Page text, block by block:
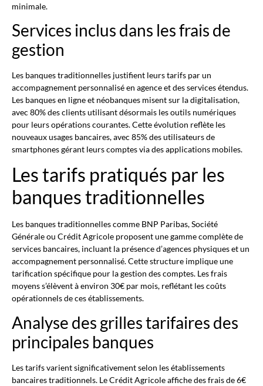
minimale.
Services inclus dans les frais de
gestion
Les banques traditionnelles justifient leurs tarifs par un
accompagnement personnalisé en agence et des services étendus.
Les banques en ligne et néobanques misent sur la digitalisation,
avec 80% des clients utilisant désormais les outils numériques
pour leurs opérations courantes. Cette évolution reflète les
nouveaux usages bancaires, avec 85% des utilisateurs de
smartphones gérant leurs comptes via des applications mobiles.
Les tarifs pratiqués par les
banques traditionnelles
Les banques traditionnelles comme BNP Paribas, Société
Générale ou Crédit Agricole proposent une gamme complète de
services bancaires, incluant la présence d’agences physiques et un
accompagnement personnalisé. Cette structure implique une
tarification spécifique pour la gestion des comptes. Les frais
moyens s’élèvent à environ 30€ par mois, reflétant les coûts
opérationnels de ces établissements.
Analyse des grilles tarifaires des
principales banques
Les tarifs varient significativement selon les établissements
bancaires traditionnels. Le Crédit Agricole affiche des frais de 6€